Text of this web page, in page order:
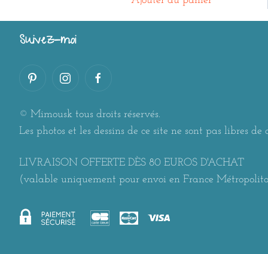
Suivez-moi
© Mimousk tous droits réservés.
Les photos et les dessins de ce site ne sont pas libres de
LIVRAISON OFFERTE DÈS 80 EUROS D'ACHAT
(valable uniquement pour envoi en France